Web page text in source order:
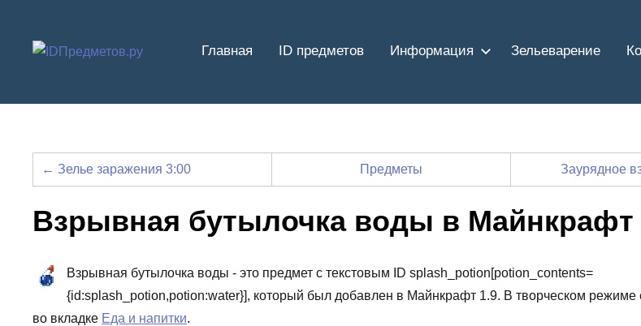
содержимому
Главная ID предметов Информация Зельеварение
← Зелье заражения 3:00 Предметы Заурядное
Взрывная бутылочка воды в Майнкрафт
Взрывная бутылочка воды - это предмет с текстовым ID splash_potion[potion_contents=
{id:splash_potion,potion:water}], который был добавлен в Майнкрафт 1.9. В творческом режиме
во вкладке Еда и напитки.